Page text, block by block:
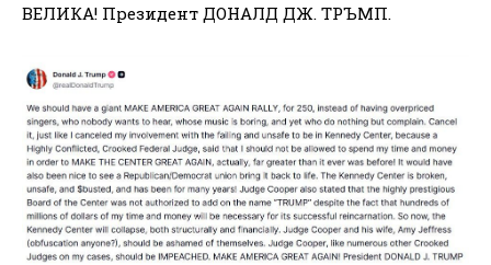
ВЕЛИКА! Президент ДОНАЛД ДЖ. ТРЪМП.